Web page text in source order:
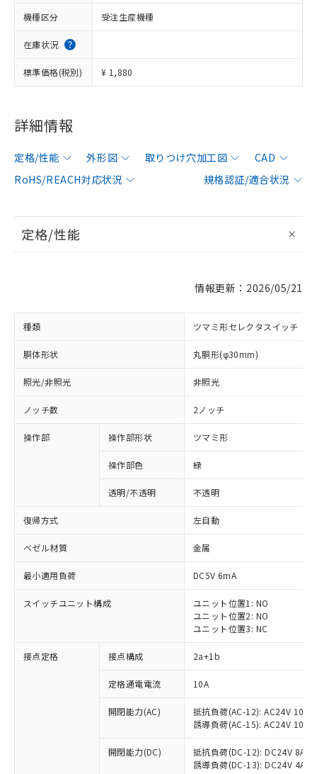
機種区分 受注生産機種
在庫状況
標準価格(税別) ¥ 1,880
詳細情報
定格/性能 外形図 取りつけ穴加工図
CAD
RoHS/REACH対応状況
規格認証/適合状況
定格/性能
情報更新：2026/05/21
種類 ツマミ形セレクタスイッチ
胴体形状 丸胴形(φ30mm)
照光/非照光 非照光
ノッチ数 2ノッチ
操作部 操作部形状 ツマミ形
操作部色 緑
透明/不透明 不透明
復帰方式 左自動
ベゼル材質 金属
最小適用負荷 DC5V 6mA
スイッチユニット構成
ユニット位置1: NO
ユニット位置2: NO
ユニット位置3: NC
接点定格 接点構成 2a+1b
定格通電電流 10A
開閉能力(AC)
抵抗負荷(AC-12): AC24V 10A/
誘導負荷(AC-15): AC24V
開閉能力(DC)
抵抗負荷(DC-12): DC24V 8A/
誘導負荷(DC-13): DC24V 4A/
ご利用条件
対応済み：EU RoHS指令（10物質）の
非含有に対応した製品が提供可能な商品で
有に対応した製品に切り替える予定のある